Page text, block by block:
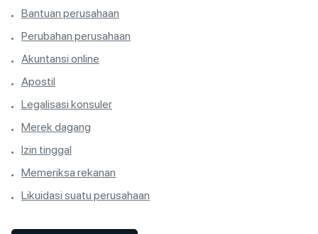
Bantuan perusahaan
Perubahan perusahaan
Akuntansi online
Apostil
Legalisasi konsuler
Merek dagang
Izin tinggal
Memeriksa rekanan
Likuidasi suatu perusahaan